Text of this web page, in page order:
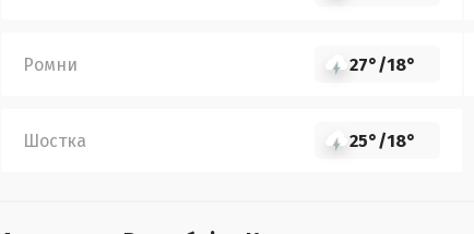
Ромни 27°/18°
Шостка 25°/18°